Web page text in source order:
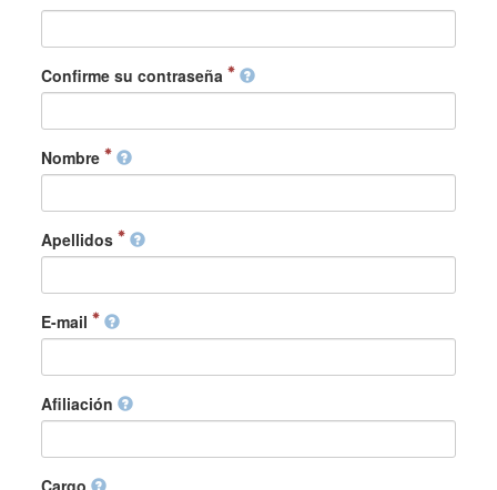
Confirme su contraseña
Nombre
Apellidos
E-mail
Afiliación
Cargo